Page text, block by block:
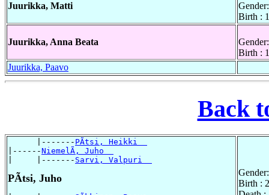
Juurikka, Matti
Birth :
Juurikka, Anna Beata
Birth :
Juurikka, Paavo
Back
      |-------
PÃtsi, Heikki
|------NiemelÃ, Juho
|     |------- Sarvi, Valpuri
PÃtsi, Juho
Birth :